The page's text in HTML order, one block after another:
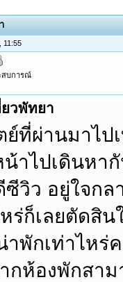
11:55
สบการณ์
ยวพัทยา
ย์ที่ผ่านมาไป
น้าไปเดินหา
ซีวิว อยู่ใจกล
หร่ก็เลยตัดสิ
าพักเท่าไหร่
กห้องพักสาม